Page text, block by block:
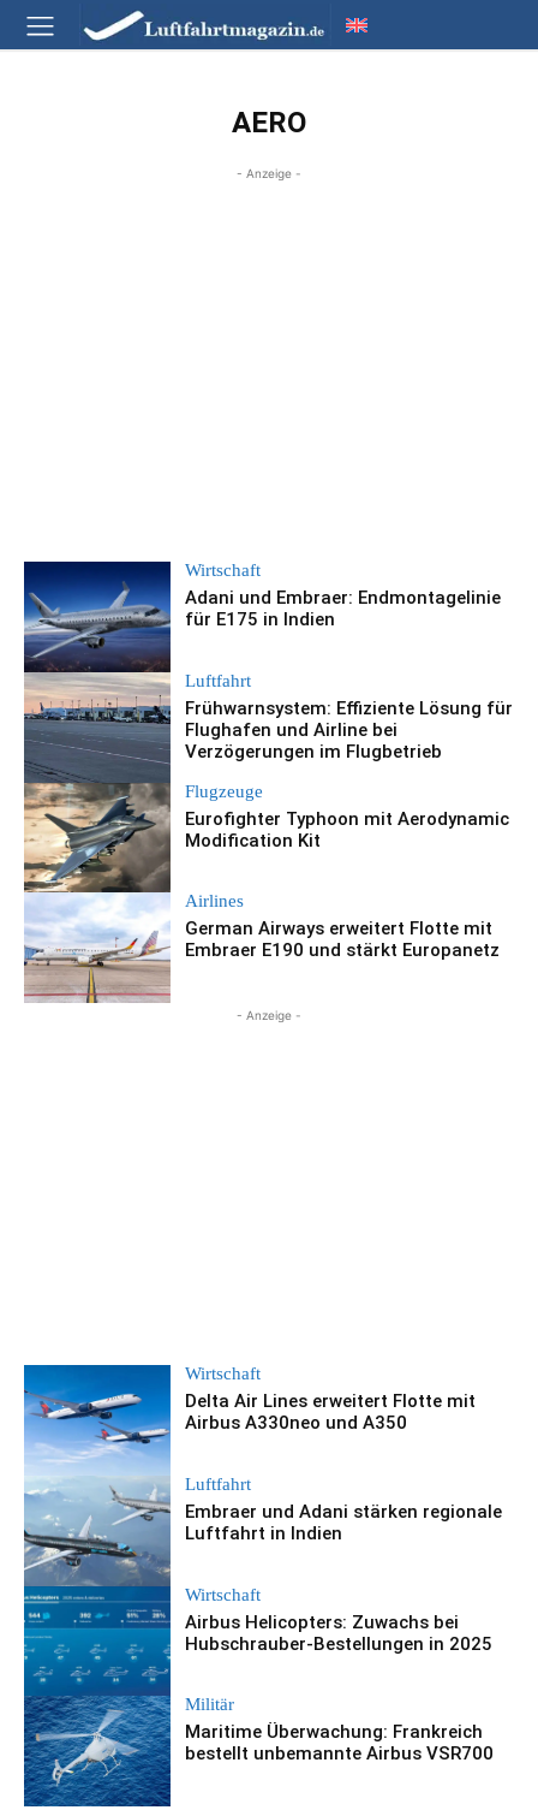
AERO
- Anzeige -
Wirtschaft
Adani und Embraer: Endmontagelinie
für E175 in Indien
Luftfahrt
Frühwarnsystem: Effiziente Lösung für
Flughafen und Airline bei
Verzögerungen im Flugbetrieb
Flugzeuge
Eurofighter Typhoon mit Aerodynamic
Modification Kit
Airlines
German Airways erweitert Flotte mit
Embraer E190 und stärkt Europanetz
- Anzeige -
Wirtschaft
Delta Air Lines erweitert Flotte mit
Airbus A330neo und A350
Luftfahrt
Embraer und Adani stärken regionale
Luftfahrt in Indien
Wirtschaft
Airbus Helicopters: Zuwachs bei
Hubschrauber-Bestellungen in 2025
Militär
Maritime Überwachung: Frankreich
bestellt unbemannte Airbus VSR700